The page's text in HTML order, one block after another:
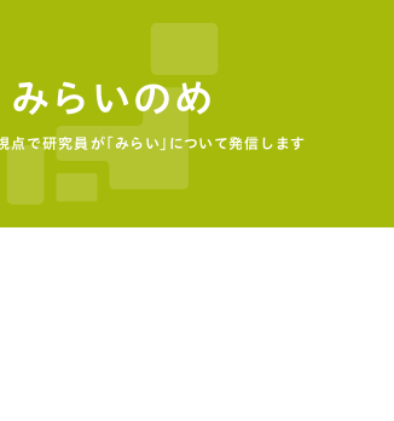
みらいのめ
点で研究員が「みらい」について発信します